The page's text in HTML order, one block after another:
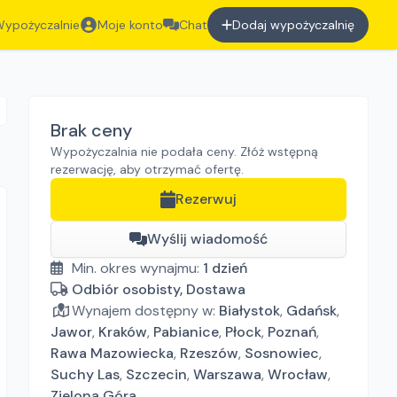
Moje konto Chat Dodaj wypożyczalnię
Brak ceny
Wypożyczalnia nie podała ceny. Złóż wstępną
rezerwację, aby otrzymać ofertę.
Rezerwuj
Wyślij wiadomość
Min. okres wynajmu: 1 dzień
Odbiór osobisty, Dostawa
Wynajem dostępny w: Białystok, Gdańsk,
Jawor, Kraków, Pabianice, Płock, Poznań,
Rawa Mazowiecka, Rzeszów, Sosnowiec,
Suchy Las, Szczecin,Warszawa,Wrocław,